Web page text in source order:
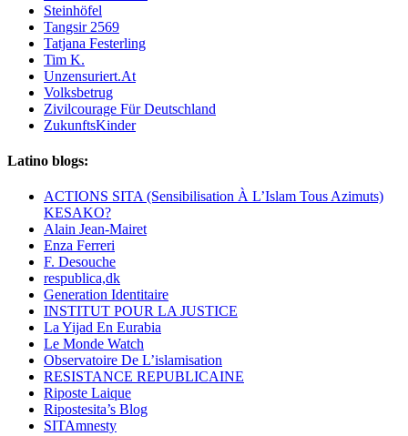
Steinhöfel
Tangsir 2569
Tatjana Festerling
Tim K.
Unzensuriert.At
Volksbetrug
Zivilcourage Für Deutschland
ZukunftsKinder
Latino blogs:
ACTIONS SITA (Sensibilisation À L’Islam Tous Azimuts)
KESAKO?
Alain Jean-Mairet
Enza Ferreri
F. Desouche
respublica,dk
Generation Identitaire
INSTITUT POUR LA JUSTICE
La Yijad En Eurabia
Le Monde Watch
Observatoire De L’islamisation
RESISTANCE REPUBLICAINE
Riposte Laique
Ripostesita’s Blog
SITAmnesty